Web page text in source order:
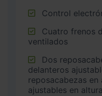
Control
ventilados
delanteros
reposacabezas
ajustables en altura